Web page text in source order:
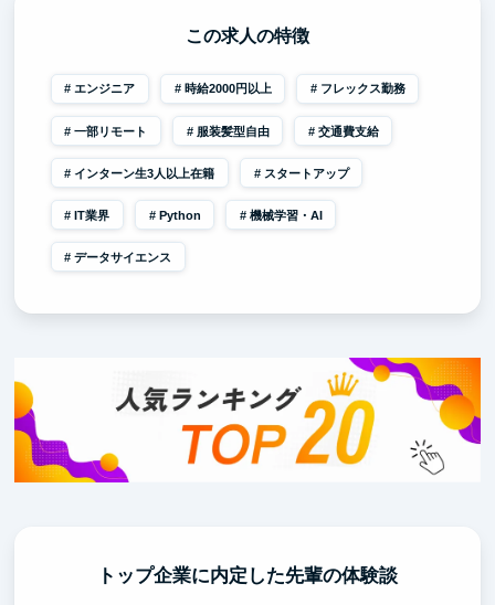
この求人の特徴
エンジニア 時給2000円以上 フレックス勤務
一部リモート 服装髪型自由 交通費支給
インターン生3人以上在籍 スタートアップ
IT業界 Python 機械学習・AI
データサイエンス
トップ企業に内定した先輩の体験談